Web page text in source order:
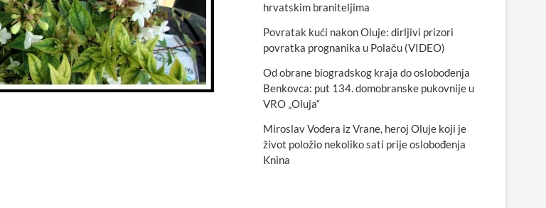
hrvatskim braniteljima
Povratak kući nakon Oluje: dirljivi prizori
povratka prognanika u Polaču (VIDEO)
Od obrane biogradskog kraja do oslobođenja
Benkovca: put 134. domobranske pukovnije u
VRO „Oluja“
Miroslav Vođera iz Vrane, heroj Oluje koji je
život položio nekoliko sati prije oslobođenja
Knina